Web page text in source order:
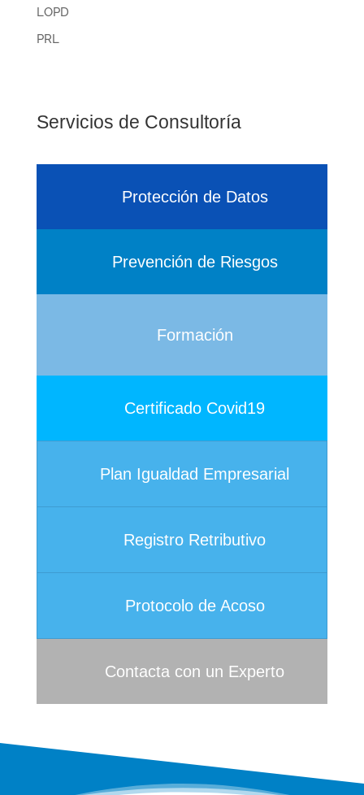
LOPD
PRL
Servicios de Consultoría
Protección de Datos
Prevención de Riesgos
Formación
Certificado Covid19
Plan Igualdad Empresarial
Registro Retributivo
Protocolo de Acoso
Contacta con un Experto